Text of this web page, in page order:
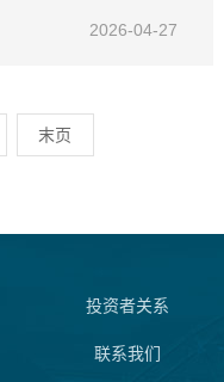
2026-04-27
末页
投资者关系
联系我们